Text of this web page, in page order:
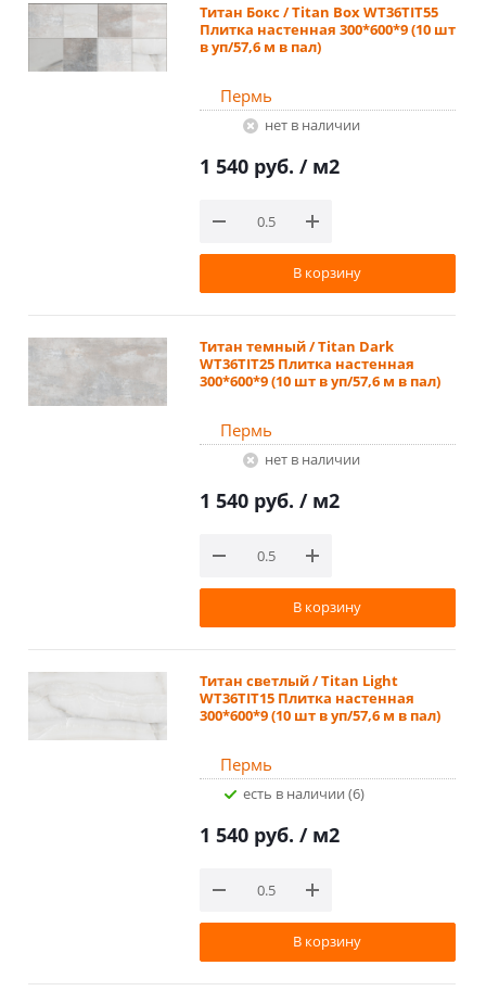
Титан Бокс / Titan Box WT36TIT55
Плитка настенная 300*600*9 (10 шт
в уп/57,6 м в пал)
Пермь
Нет в наличии
1 540 руб. / м2
В корзину
Титан темный / Titan Dark
WT36TIT25 Плитка настенная
300*600*9 (10 шт в уп/57,6 м в пал)
Пермь
Нет в наличии
1 540 руб. / м2
В корзину
Титан светлый / Titan Light
WT36TIT15 Плитка настенная
300*600*9 (10 шт в уп/57,6 м в пал)
Пермь
Есть в наличии (6)
1 540 руб. / м2
В корзину